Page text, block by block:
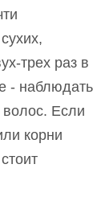
трех раз в
- наблюдать
волос. Если
корни